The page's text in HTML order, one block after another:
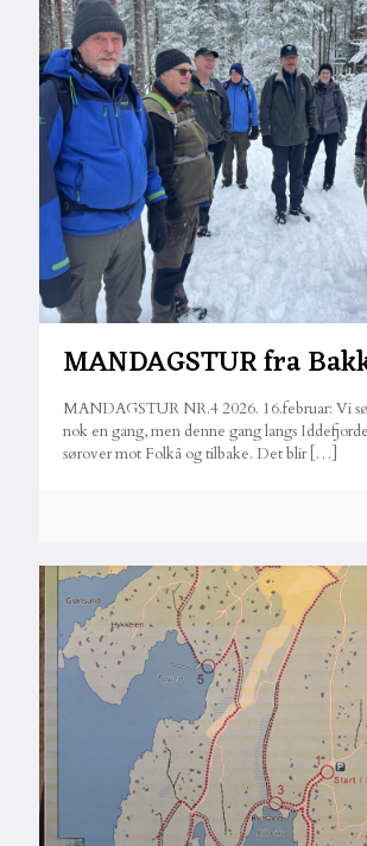
MANDAGSTUR fra
MANDAGSTUR NR.4 2026. 16.februar: Vi
nok en gang, men denne gang langs
sørover mot Folkå og tilbake. Det blir[…]